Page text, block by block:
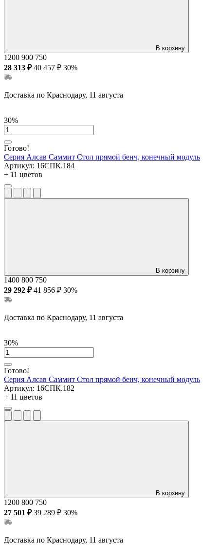
В корзину
1200 900 750
28 313 ₽ 40 457 ₽ 30%
Доставка по Краснодару, 11 августа
30%
Готово!
Серия Алсав Саммит Стол прямой бенч, конечный модуль
Артикул: 16СПК.184
+ 11 цветов
В корзину
1400 800 750
29 292 ₽ 41 856 ₽ 30%
Доставка по Краснодару, 11 августа
30%
Готово!
Серия Алсав Саммит Стол прямой бенч, конечный модуль
Артикул: 16СПК.182
+ 11 цветов
В корзину
1200 800 750
27 501 ₽ 39 289 ₽ 30%
Доставка по Краснодару, 11 августа